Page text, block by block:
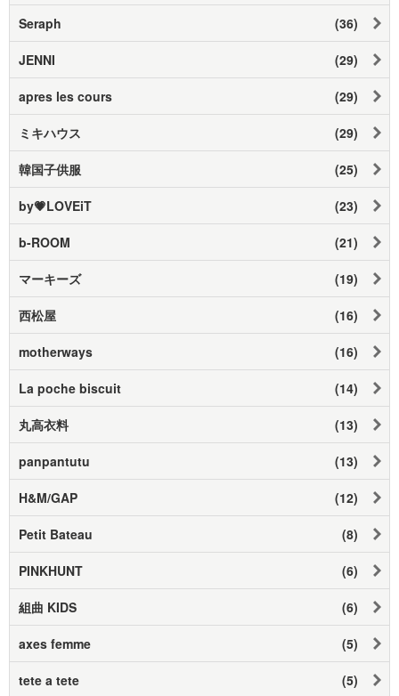
Seraph (36)
JENNI (29)
apres les cours (29)
ミキハウス (29)
韓国子供服 (25)
by💗LOVEiT (23)
b-ROOM (21)
マーキーズ (19)
西松屋 (16)
motherways (16)
La poche biscuit (14)
丸高衣料 (13)
panpantutu (13)
H&M/GAP (12)
Petit Bateau (8)
PINKHUNT (6)
組曲 KIDS (6)
axes femme (5)
tete a tete (5)